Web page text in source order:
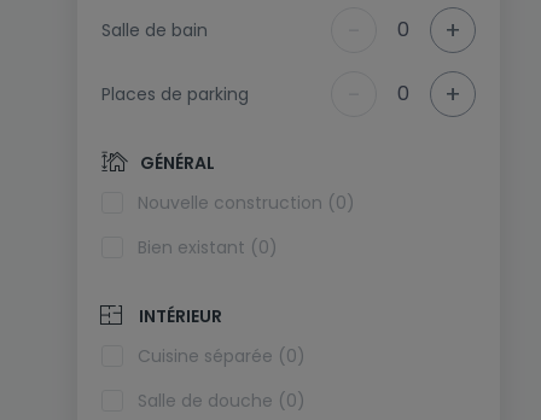
Salle de bain 0 +
Places de parking 0 +
GÉNÉRAL
Nouvelle construction (0)
Bien existant (0)
INTÉRIEUR
Cuisine séparée (0)
Salle de douche (0)